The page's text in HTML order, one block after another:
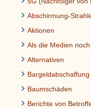
Abschirmung-
Aktionen
Als die Medien
Alternativen
Bargeldabschaffung
Baumschäden
Berichte von